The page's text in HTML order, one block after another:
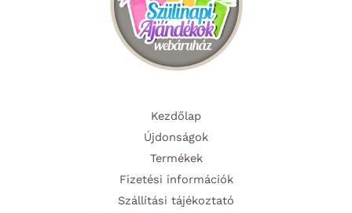
Kezdőlap
Újdonságok
Termékek
Fizetési információk
Szállítási tájékoztató